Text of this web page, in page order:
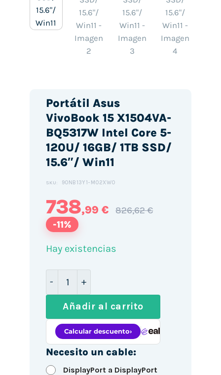
Portátil Asus
VivoBook 15 X1504VA-
BQ5317W Intel Core 5-
120U/ 16GB/ 1TB SSD/
15.6″/ Win11
SKU: 90NB13Y1-M02XW0
738,99 € 826,62 €
-11%
Hay existencias
Añadir al carrito
Necesito un cable:
DisplayPort a DisplayPort